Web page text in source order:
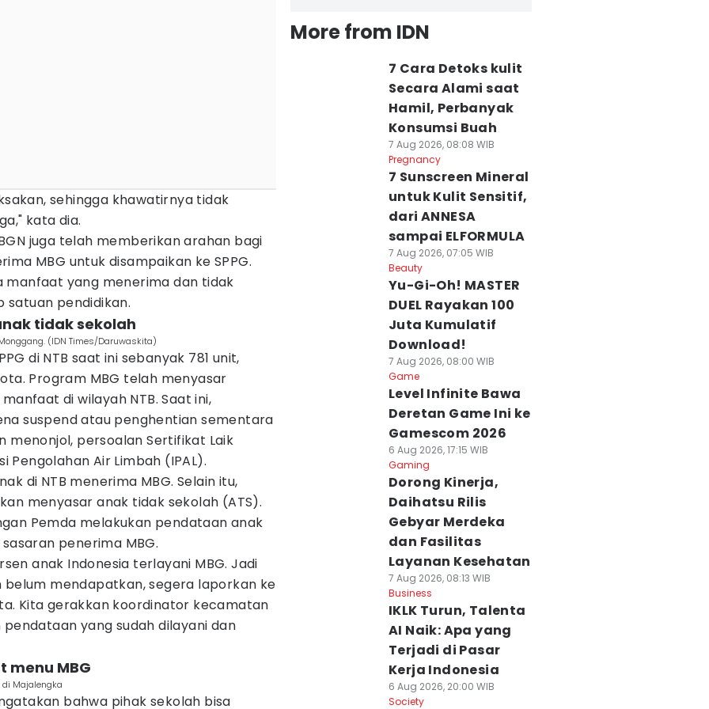
sehingga khawatirnya tidak
kata dia.
juga telah memberikan arahan bagi
MBG untuk disampaikan ke SPPG.
yang menerima dan tidak
satuan pendidikan.
tidak sekolah
(IDN Times/Daruwaskita)
di NTB saat ini sebanyak 781 unit,
Program MBG telah menyasar
di wilayah NTB. Saat ini,
suspend atau penghentian sementara
menonjol, persoalan Sertifikat Laik
Pengolahan Air Limbah (IPAL).
di NTB menerima MBG. Selain itu,
menyasar anak tidak sekolah (ATS).
Pemda melakukan pendataan anak
penerima MBG.
anak Indonesia terlayani MBG. Jadi
mendapatkan, segera laporkan ke
Kita gerakkan koordinator kecamatan
yang sudah dilayani dan
menu MBG
di Majalengka
bahwa pihak sekolah bisa
More from IDN
7 Cara Detoks kulit
Secara Alami saat
Hamil, Perbanyak
Konsumsi Buah
7 Aug 2026, 08:08 WIB
Pregnancy
7 Sunscreen Mineral
untuk Kulit Sensitif,
dari ANNESA
sampai ELFORMULA
7 Aug 2026, 07:05 WIB
Beauty
Yu-Gi-Oh! MASTER
DUEL Rayakan 100
Juta Kumulatif
Download!
7 Aug 2026, 08:00 WIB
Game
Level Infinite Bawa
Deretan Game Ini ke
Gamescom 2026
6 Aug 2026, 17:15 WIB
Gaming
Dorong Kinerja,
Daihatsu Rilis
Gebyar Merdeka
dan Fasilitas
Layanan Kesehatan
7 Aug 2026, 08:13 WIB
Business
IKLK Turun, Talenta
AI Naik: Apa yang
Terjadi di Pasar
Kerja Indonesia
6 Aug 2026, 20:00 WIB
Society